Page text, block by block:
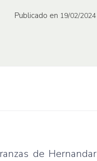
Publicado en 19/02/2024
de